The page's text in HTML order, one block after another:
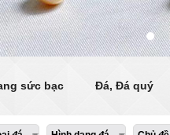
sức bạc Đá, Đá quý